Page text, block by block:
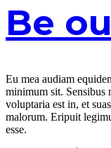
Be
Eu mea audiam
minimum sit. Sensibus
voluptaria est in, et
malorum. Eripuit
esse.